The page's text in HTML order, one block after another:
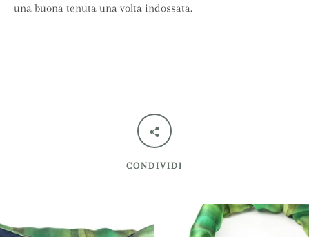
una buona tenuta una volta indossata.
CONDIVIDI